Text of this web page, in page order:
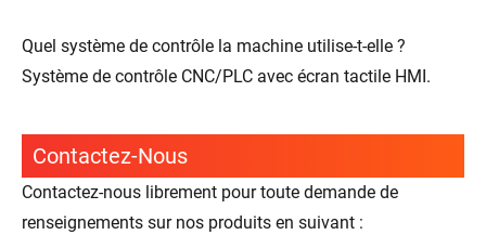
Quel système de contrôle la machine utilise-t-elle ?
Système de contrôle CNC/PLC avec écran tactile HMI.
Contactez-Nous
Contactez-nous librement pour toute demande de
renseignements sur nos produits en suivant :